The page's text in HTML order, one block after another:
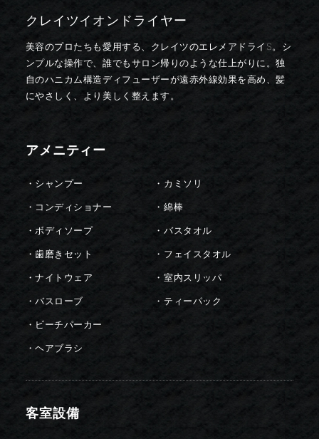
クレイツイオンドライヤー
美容のプロたちも愛用する、クレイツのエレメアドライS。シ
ンプルな操作で、誰でもサロン帰りのような仕上がりに。独
自のハニカム構造ディフューザーが遠赤外線効果を高め、髪
にやさしく、より美しく整えます。
アメニティー
・シャンプー
・コンディショナー
・ボディソープ
・歯磨きセット
・カミソリ
・綿棒
・バスタオル
・フェイスタオル
・ナイトウェア
・バスローブ
・ビーチパーカー
・ヘアブラシ
・室内スリッパ
・ティーパック
客室設備